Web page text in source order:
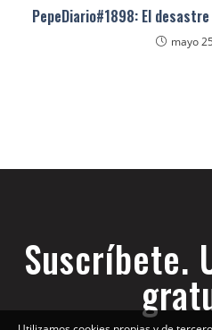
PepeDiario#1898: El
mayo
Suscríbete.